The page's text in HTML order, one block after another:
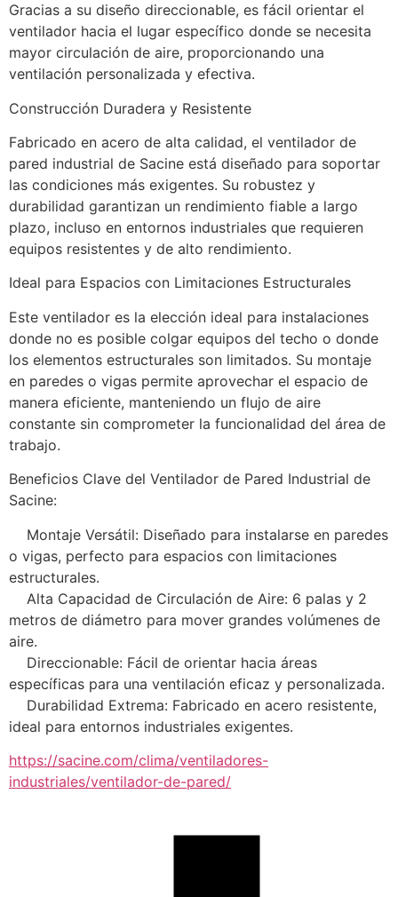
Gracias a su diseño direccionable, es fácil orientar el
ventilador hacia el lugar específico donde se necesita
mayor circulación de aire, proporcionando una
ventilación personalizada y efectiva.
Construcción Duradera y Resistente
Fabricado en acero de alta calidad, el ventilador de
pared industrial de Sacine está diseñado para soportar
las condiciones más exigentes. Su robustez y
durabilidad garantizan un rendimiento fiable a largo
plazo, incluso en entornos industriales que requieren
equipos resistentes y de alto rendimiento.
Ideal para Espacios con Limitaciones Estructurales
Este ventilador es la elección ideal para instalaciones
donde no es posible colgar equipos del techo o donde
los elementos estructurales son limitados. Su montaje
en paredes o vigas permite aprovechar el espacio de
manera eficiente, manteniendo un flujo de aire
constante sin comprometer la funcionalidad del área de
trabajo.
Beneficios Clave del Ventilador de Pared Industrial de
Sacine:
o vigas, perfecto para espacios con limitaciones
estructurales.
metros de diámetro para mover grandes volúmenes de
aire.
específicas para una ventilación eficaz y personalizada.
ideal para entornos industriales exigentes.
https://sacine.com/clima/ventiladores-
industriales/ventilador-de-pared/